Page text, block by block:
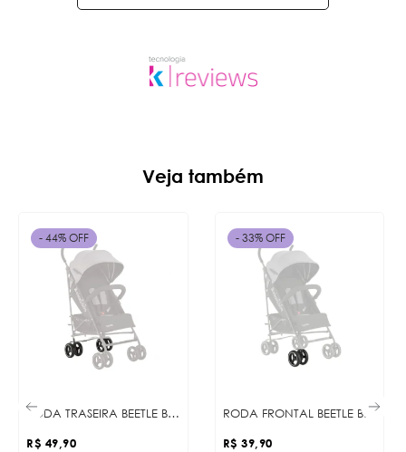
Veja também
RODA TRASEIRA BEETLE BLACK
R$ 49,90
- 44% OFF
RODA FRONTAL BEETLE BLACK
R$ 39,90
- 33% OFF